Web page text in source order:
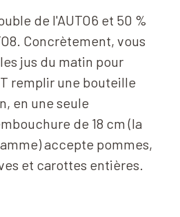
de l'AUTO6 et 50 %
Concrètement, vous
jus du matin pour
remplir une bouteille
en une seule
de 18 cm (la
accepte pommes,
et carottes entières.